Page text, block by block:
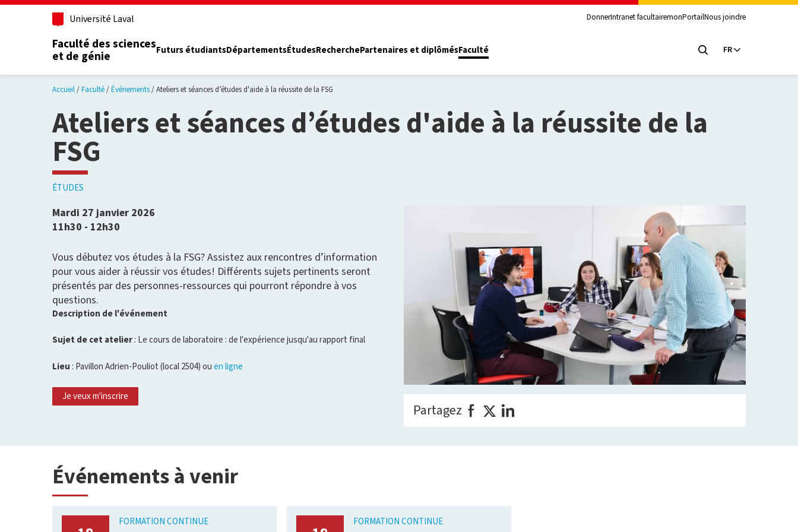
Aller au contenu principal
Université Laval DonnerIntranet facultairemonPortailNous joindre
Faculté des sciences
et de génie
Futurs étudiantsDépartementsÉtudesRecherchePartenaires et diplômésFaculté FR
Accueil Faculté Événements Ateliers et séances d’études d'aide à la réussite de la FSG
Ateliers et séances d’études d'aide à la réussite de la
FSG
ÉTUDES
Mardi 27 janvier 2026
11h30 - 12h30
Vous débutez vos études à la FSG? Assistez aux rencontres d’information
pour vous aider à réussir vos études! Différents sujets pertinents seront
présentés par des personnes-ressources qui pourront répondre à vos
questions.
Description de l'événement
Sujet de cet atelier : Le cours de laboratoire : de l'expérience jusqu'au rapport final
Lieu : Pavillon Adrien-Pouliot (local 2504) ou en ligne
Je veux m'inscrire
Partagez
Événements à venir
FORMATION CONTINUE FORMATION CONTINUE